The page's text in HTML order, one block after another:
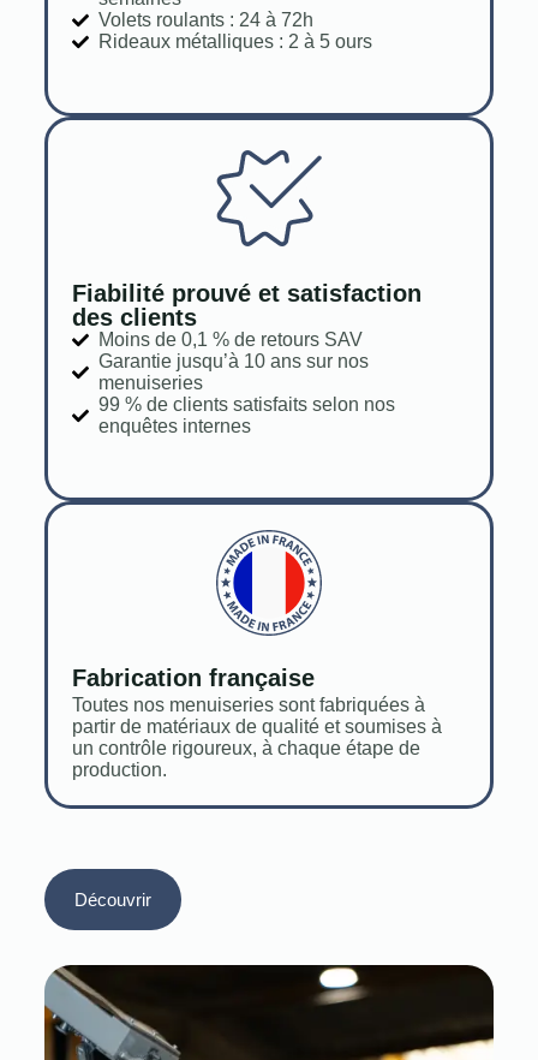
Volets roulants : 24 à 72h
Rideaux métalliques : 2 à 5 ours
Fiabilité prouvé et satisfaction
des clients
Moins de 0,1 % de retours SAV
Garantie jusqu’à 10 ans sur nos
menuiseries
99 % de clients satisfaits selon nos
enquêtes internes
Fabrication française
Toutes nos menuiseries sont fabriquées à
partir de matériaux de qualité et soumises à
un contrôle rigoureux, à chaque étape de
production.
Découvrir